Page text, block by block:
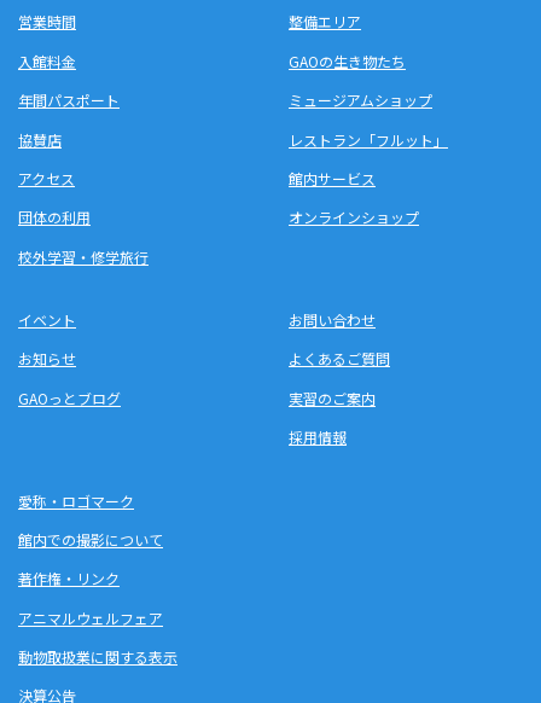
営業時間
入館料金
年間パスポート
協賛店
アクセス
団体の利用
校外学習・修学旅行
整備エリア
GAOの生き物たち
ミュージアムショップ
レストラン「フルット」
館内サービス
オンラインショップ
イベント
お知らせ
GAOっとブログ
お問い合わせ
よくあるご質問
実習のご案内
採用情報
愛称・ロゴマーク
館内での撮影について
著作権・リンク
アニマルウェルフェア
動物取扱業に関する表示
決算公告